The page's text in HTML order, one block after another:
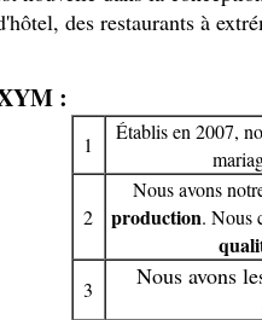
des restaurants à
:
1
Établis en 2007,
2
Nous avons
production. Nous
3
Nous avons